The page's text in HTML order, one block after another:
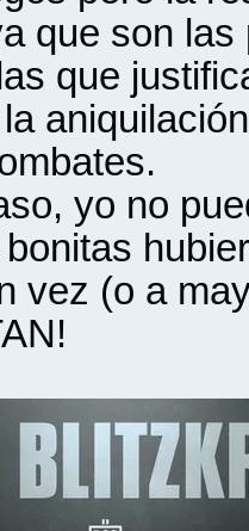
que son
que
yo no
vez (o a